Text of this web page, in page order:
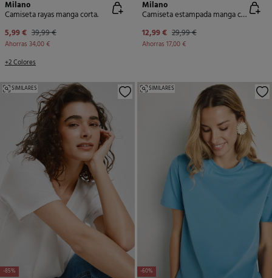
Milano
Camiseta rayas manga corta.
5,99 € 39,99 €
Ahorras 34,00 €
+2 Colores
Milano
Camiseta estampada manga corta
12,99 € 29,99 €
Ahorras 17,00 €
-85%
SIMILARES
-60%
SIMILARES